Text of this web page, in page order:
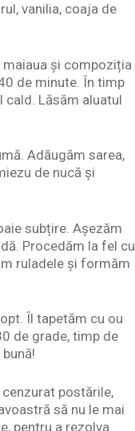
vanilia, coaja de
și compoziția
de minute. În timp
Lăsăm aluatul
Adăugăm sarea,
de nucă și
subțire. Așezăm
Procedăm la fel cu
ruladele și formăm
Îl tapetăm cu ou
de grade, timp de
postările,
să nu le mai
pentru a rezolva